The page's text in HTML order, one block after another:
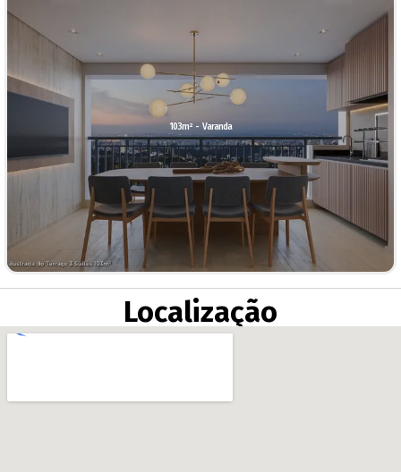
103m² - Varanda
Localização